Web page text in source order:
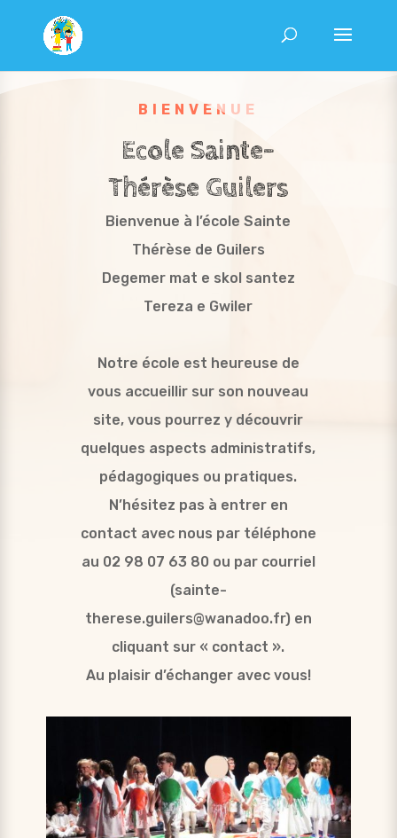
BIENVENUE
Ecole Sainte-
Thérèse Guilers
Bienvenue à l’école Sainte
Thérèse de Guilers
Degemer mat e skol santez
Tereza e Gwiler
Notre école est heureuse de
vous accueillir sur son nouveau
site, vous pourrez y découvrir
quelques aspects administratifs,
pédagogiques ou pratiques.
N’hésitez pas à entrer en
contact avec nous par téléphone
au 02 98 07 63 80 ou par courriel
(sainte-
therese.guilers@wanadoo.fr) en
cliquant sur « contact ».
Au plaisir d’échanger avec vous!